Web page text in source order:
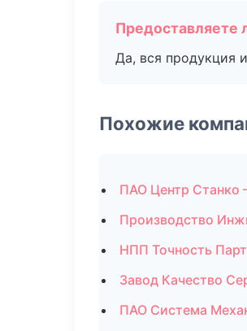
Предоставляете
Да, вся продукция
Похожие
ПАО Центр
Производство
НПП Точность
Завод Качество
ПАО Система